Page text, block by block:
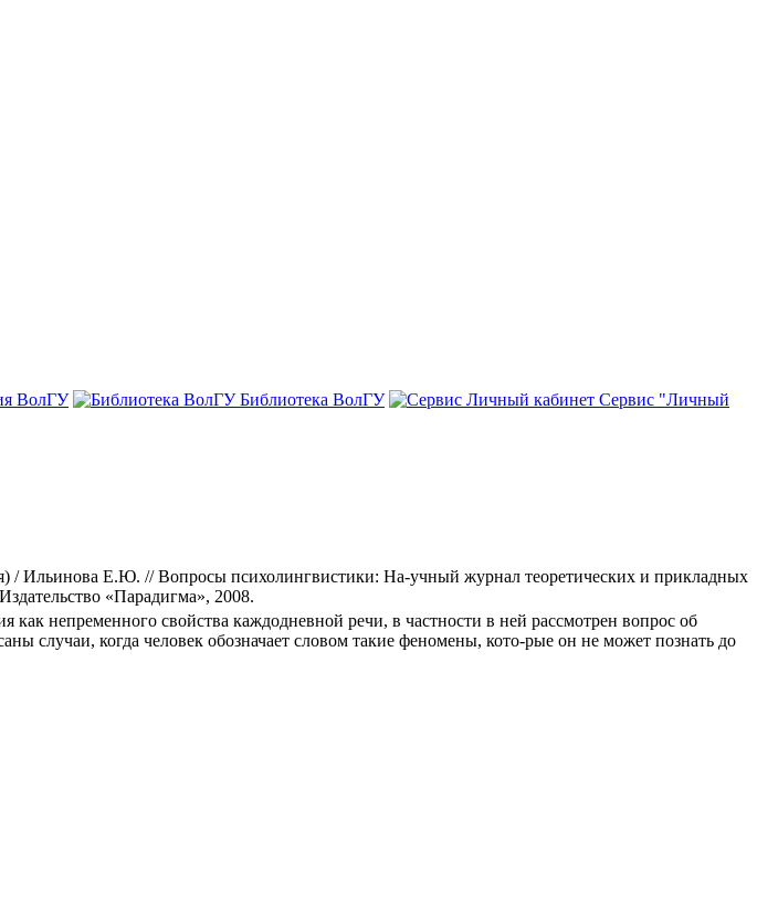
ВолГУ Библиотека ВолГУ
Сервис "Личный
/ Ильинова Е.Ю. // Вопросы психолингвистики: На-учный журнал теоретических и прикладных
«Парадигма», 2008.
как непременного свойства каждодневной речи, в частности в ней рассмотрен вопрос об
случаи, когда человек обозначает словом такие феномены, кото-рые он не может познать до